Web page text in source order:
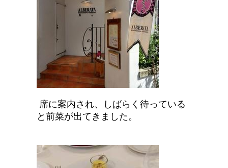
席に案内され、しばらく待っている
と前菜が出てきました。